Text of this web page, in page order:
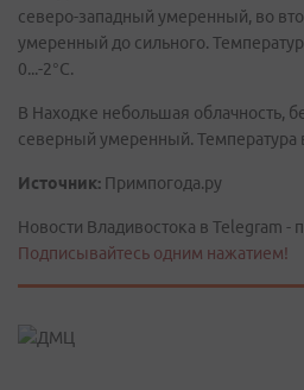
северо-западный умеренный, во
умеренный до сильного.
0...-2°C.
В Находке небольшая облачность,
северный умеренный. Температура
Источник: Примпогода.ру
Новости Владивостока в Telegram -
Подписывайтесь одним нажатием!